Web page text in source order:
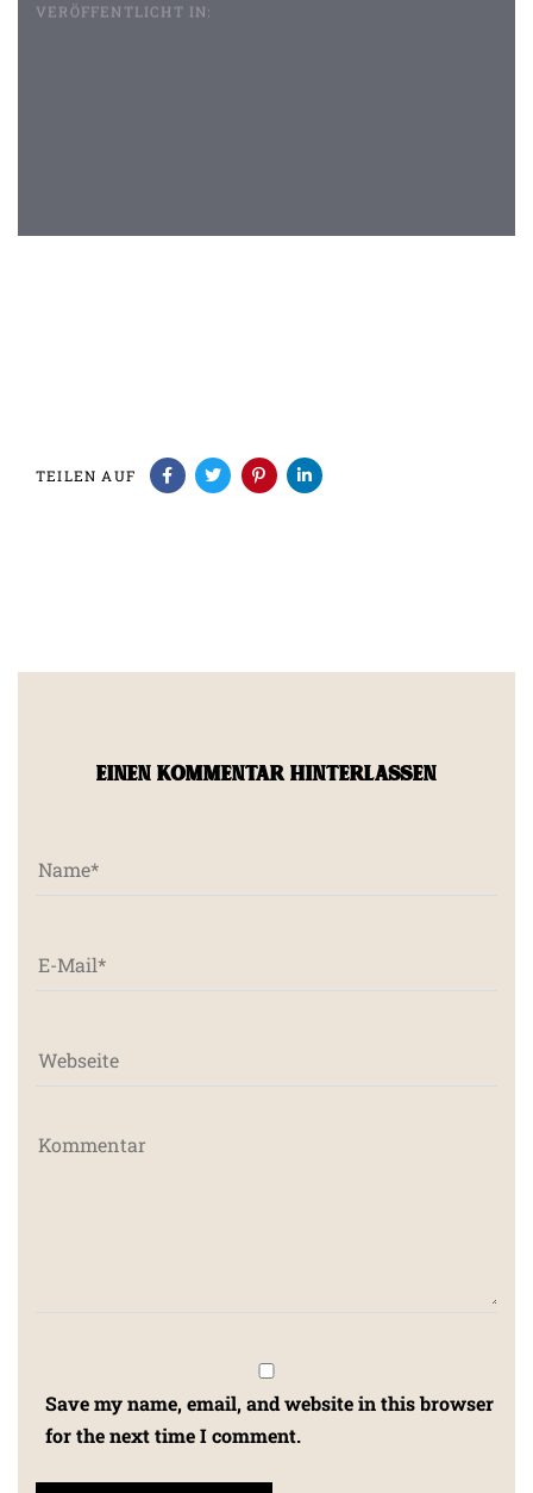
VERÖFFENTLICHT IN:
TEILEN AUF
EINEN KOMMENTAR HINTERLASSEN
Save my name, email, and website in this browser
for the next time I comment.